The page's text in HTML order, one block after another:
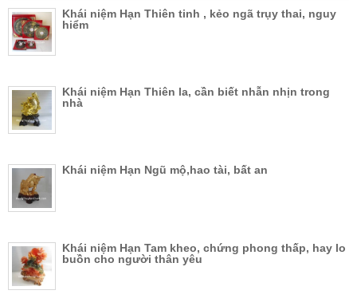
Khái niệm Hạn Thiên tinh , kẻo ngã trụy thai, nguy
hiểm
Khái niệm Hạn Thiên la, cần biết nhẫn nhịn trong
nhà
Khái niệm Hạn Ngũ mộ,hao tài, bất an
Khái niệm Hạn Tam kheo, chứng phong thấp, hay lo
buồn cho người thân yêu